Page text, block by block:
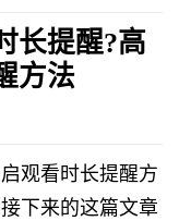
长提醒?高
方法
观看时长提醒方
下来的这篇文章